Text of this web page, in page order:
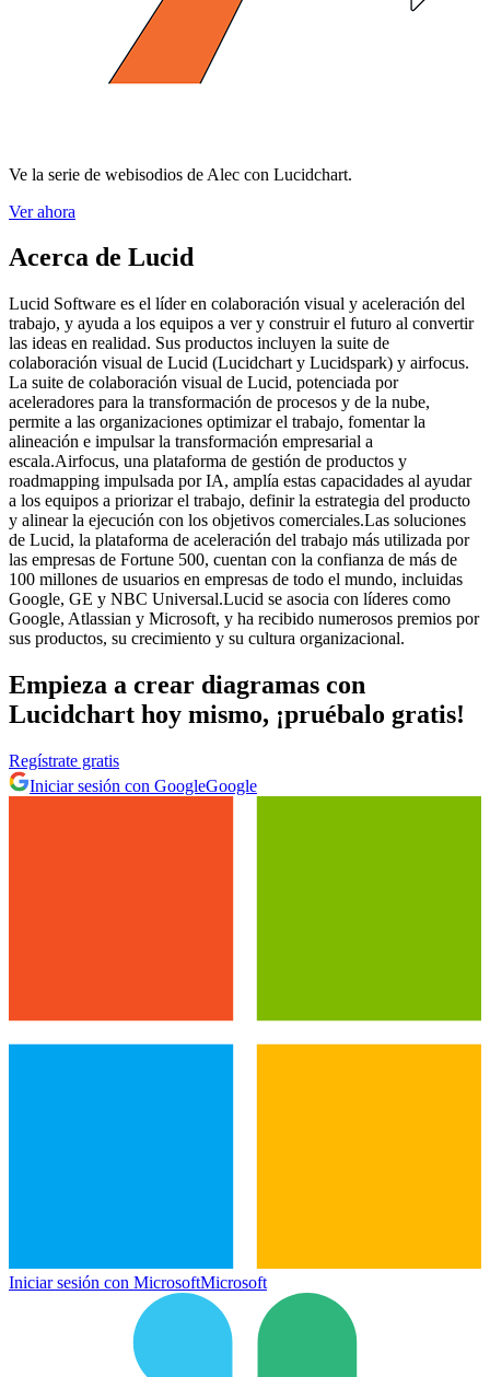
Ve la serie de webisodios de Alec con Lucidchart.
Ver ahora
Acerca de Lucid
Lucid Software es el líder en colaboración visual y aceleración del
trabajo, y ayuda a los equipos a ver y construir el futuro al convertir
las ideas en realidad. Sus productos incluyen la suite de
colaboración visual de Lucid (Lucidchart y Lucidspark) y airfocus.
La suite de colaboración visual de Lucid, potenciada por
aceleradores para la transformación de procesos y de la nube,
permite a las organizaciones optimizar el trabajo, fomentar la
alineación e impulsar la transformación empresarial a
escala.Airfocus, una plataforma de gestión de productos y
roadmapping impulsada por IA, amplía estas capacidades al ayudar
a los equipos a priorizar el trabajo, definir la estrategia del producto
y alinear la ejecución con los objetivos comerciales.Las soluciones
de Lucid, la plataforma de aceleración del trabajo más utilizada por
las empresas de Fortune 500, cuentan con la confianza de más de
100 millones de usuarios en empresas de todo el mundo, incluidas
Google, GE y NBC Universal.Lucid se asocia con líderes como
Google, Atlassian y Microsoft, y ha recibido numerosos premios por
sus productos, su crecimiento y su cultura organizacional.
Empieza a crear diagramas con
Lucidchart hoy mismo, ¡pruébalo gratis!
Regístrate gratis
Iniciar sesión con GoogleGoogle
Iniciar sesión con MicrosoftMicrosoft